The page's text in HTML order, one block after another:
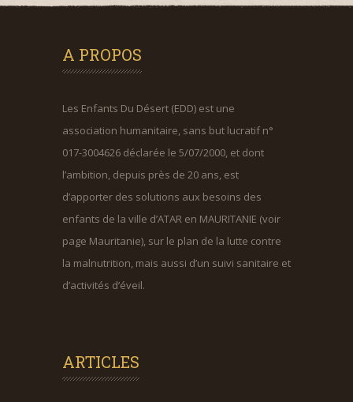
A PROPOS
Les Enfants Du Désert (EDD) est une
association humanitaire, sans but lucratif n°
017-3004626 déclarée le 5/07/2000, et dont
l’ambition, depuis près de 20 ans, est
d’apporter des solutions aux besoins des
enfants de la ville d’ATAR en MAURITANIE (voir
page Mauritanie), sur le plan de la lutte contre
la malnutrition, mais aussi d’un suivi sanitaire et
d’activités d’éveil.
ARTICLES